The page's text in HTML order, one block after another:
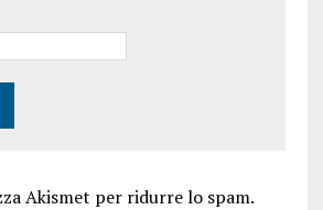
Akismet per ridurre lo spam.